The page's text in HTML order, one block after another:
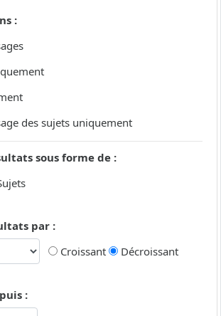
:
des sujets uniquement
sous forme de :
par :
Croissant
Décroissant
: